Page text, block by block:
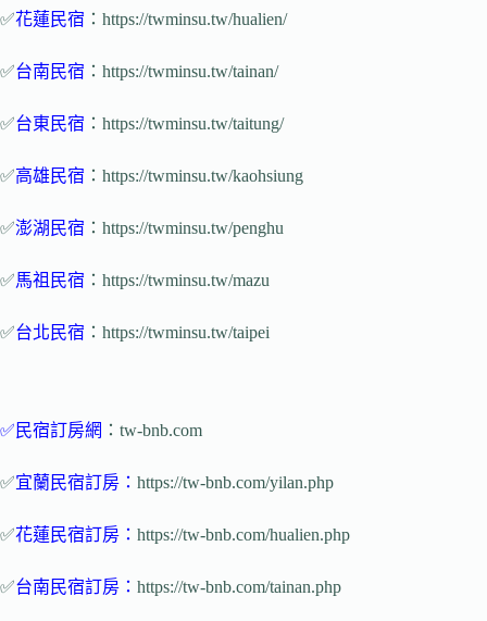
✅花蓮民宿 ：https://twminsu.tw/hualien/
✅台南民宿 ：https://twminsu.tw/tainan/
✅台東民宿 ：https://twminsu.tw/taitung/
✅高雄民宿 ：https://twminsu.tw/kaohsiung
✅澎湖民宿 ：https://twminsu.tw/penghu
✅馬祖民宿 ：https://twminsu.tw/mazu
✅台北民宿 ：https://twminsu.tw/taipei
✅ 民宿訂房網 ：tw-bnb.com
✅宜蘭民宿訂房 ： https://tw-bnb.com/yilan.php
✅花蓮民宿訂房 ： https://tw-bnb.com/hualien.php
✅台南民宿訂房 ： https://tw-bnb.com/tainan.php